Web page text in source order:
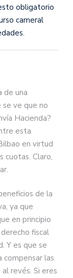
obligatorio
cameral
de una
se ve que no
Hacienda?
esta
en virtud
cuotas. Claro,
de la
ya que
en principio
fiscal
Y es que se
compensar las
revés. Si eres